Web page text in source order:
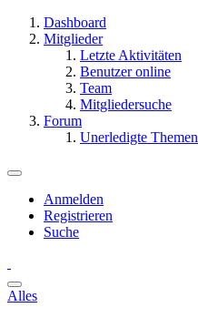
Dashboard
Mitglieder
Letzte Aktivitäten
Benutzer online
Team
Mitgliedersuche
Forum
Unerledigte Themen
Anmelden
Registrieren
Suche
Alles